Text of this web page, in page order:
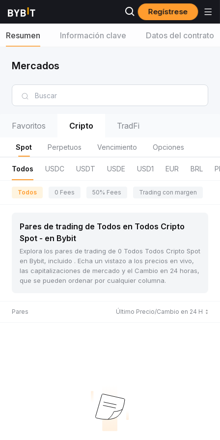
Regístrese
Resumen Información clave Datos del contrato
Mercados
Favoritos Cripto TradFi
Spot Perpetuos Vencimiento Opciones
Todos USDC USDT USDE USD1 EUR BRL
Todos 0 Fees 50% Fees Trading con margen
Pares de trading de Todos en Todos Cripto
Spot - en Bybit
Explora los pares de trading de 0 Todos Todos Cripto Spot
en Bybit, incluido . Echa un vistazo a los precios en vivo,
las capitalizaciones de mercado y el Cambio en 24 horas,
que se pueden ordenar por cualquier columna.
Pares Último Precio/Cambio en 24 H